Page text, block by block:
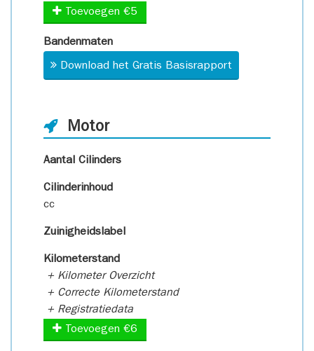
Toevoegen €5
Bandenmaten
Download het Gratis Basisrapport
Motor
Aantal Cilinders
Cilinderinhoud
cc
Zuinigheidslabel
Kilometerstand
+ Kilometer Overzicht
+ Correcte Kilometerstand
+ Registratiedata
Toevoegen €6